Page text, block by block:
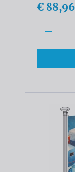
€ 88,96